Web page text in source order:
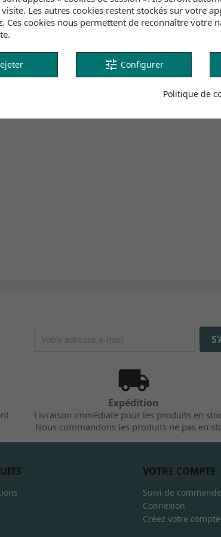
coton avec visière incurvée et sangle
Expédition
Livraison immédiate pour les produits en
Nous commandons les produits ne pas en
VOTRE COMPTE
Suivi de commande
Connexion
Créez votre compte
Les autres cookies restent stockés sur votre
Ces cookies nous permettent de reconnaître votre
tune Configurer
Politique de